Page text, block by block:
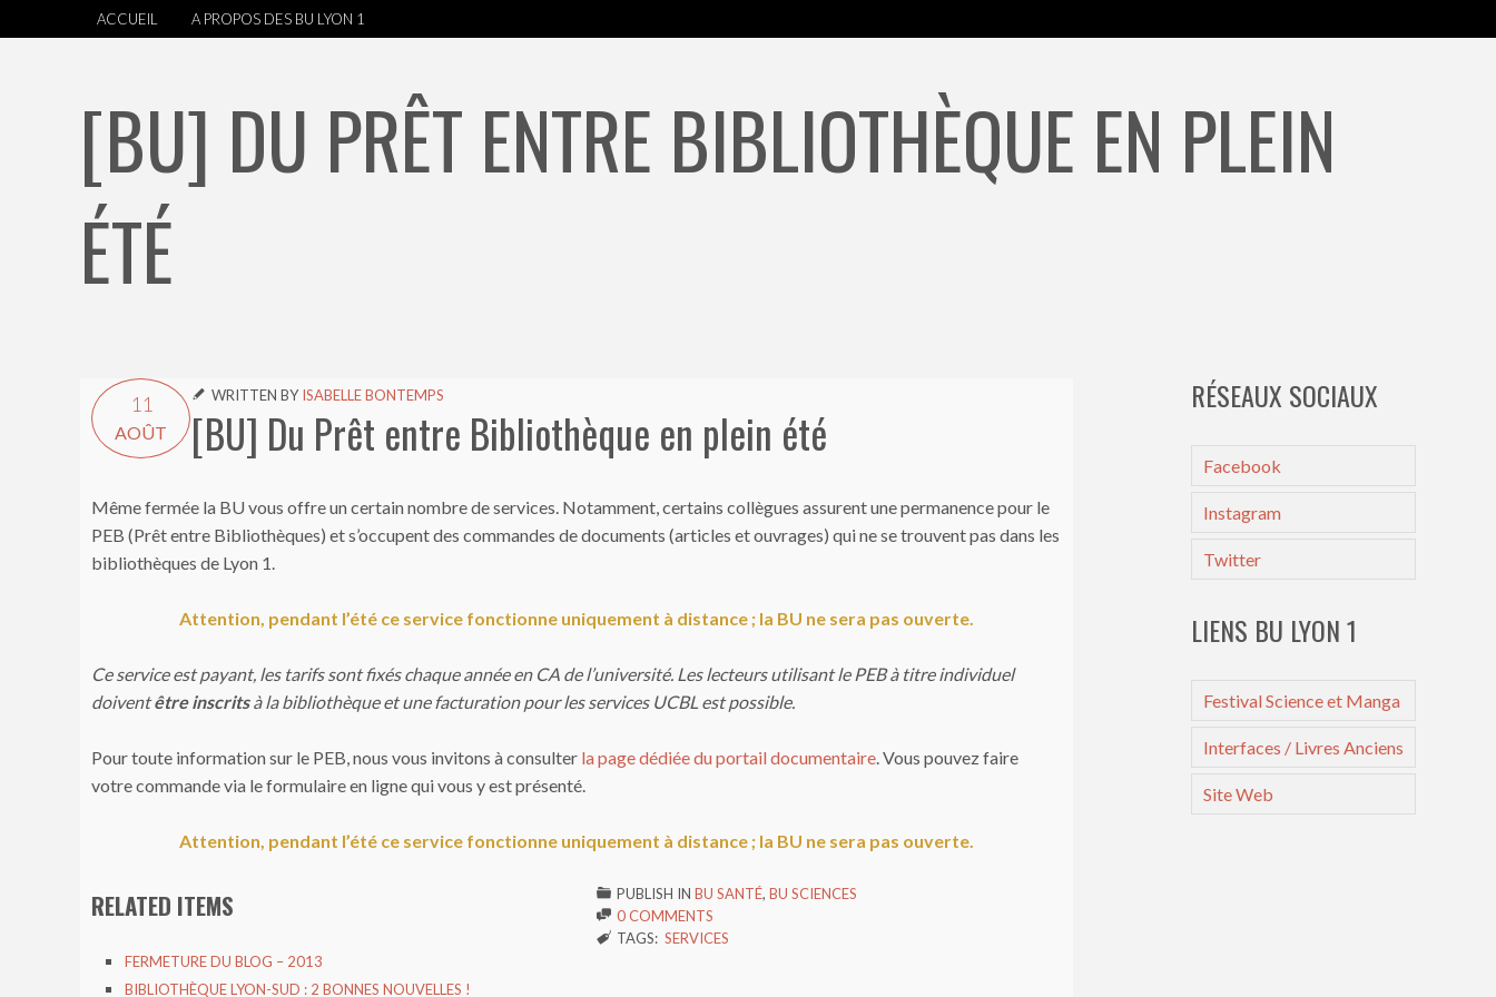
ACCUEIL A PROPOS DES BU LYON 1
[BU] DU PRÊT ENTRE BIBLIOTHÈQUE EN PLEIN
ÉTÉ
11
AOÛT
 WRITTEN BYISABELLE BONTEMPS
[BU] Du Prêt entre Bibliothèque en plein été
Même fermée la BU vous offre un certain nombre de services. Notamment, certains collègues assurent une permanence pour le
PEB (Prêt entre Bibliothèques) et s’occupent des commandes de documents (articles et ouvrages) qui ne se trouvent pas dans les
bibliothèques de Lyon 1.
Attention, pendant l’été ce service fonctionne uniquement à distance ; la BU ne sera pas ouverte.
Ce service est payant, les tarifs sont fixés chaque année en CA de l’université. Les lecteurs utilisant le PEB à titre individuel
doiventêtre inscritsà la bibliothèque et une facturation pour les services UCBL est possible.
Pour toute information sur le PEB, nous vous invitons à consulter la page dédiée du portail documentaire. Vous pouvez faire
votre commande via le formulaire en ligne qui vous y est présenté.
Attention, pendant l’été ce service fonctionne uniquement à distance ; la BU ne sera pas ouverte.
RELATED ITEMS
FERMETURE DU BLOG – 2013
BIBLIOTHÈQUE LYON-SUD : 2 BONNES NOUVELLES !
 PUBLISH IN BU SANTÉ, BU SCIENCES
 0 COMMENTS
 TAGS: SERVICES
RÉSEAUX SOCIAUX
Facebook
Instagram
Twitter
LIENS BU LYON 1
Festival Science et Manga
Interfaces / Livres Anciens
Site Web